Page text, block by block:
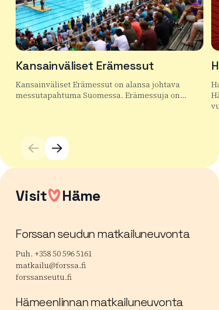
Kansainväliset Erämessut
Kansainväliset Erämessut on alansa johtava
messutapahtuma Suomessa. Erämessuja on…
Visit Häme
Forssan seudun matkailuneuvonta
Puh. +358 50 596 5161
matkailu@forssa.fi
forssanseutu.fi
Hämeenlinnan matkailuneuvonta